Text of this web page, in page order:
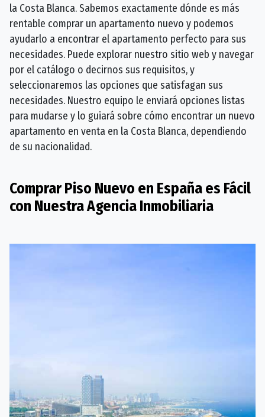
la Costa Blanca. Sabemos exactamente dónde es más
rentable comprar un apartamento nuevo y podemos
ayudarlo a encontrar el apartamento perfecto para sus
necesidades. Puede explorar nuestro sitio web y navegar
por el catálogo o decirnos sus requisitos, y
seleccionaremos las opciones que satisfagan sus
necesidades. Nuestro equipo le enviará opciones listas
para mudarse y lo guiará sobre cómo encontrar un nuevo
apartamento en venta en la Costa Blanca, dependiendo
de su nacionalidad.
Comprar Piso Nuevo en España es Fácil
con Nuestra Agencia Inmobiliaria